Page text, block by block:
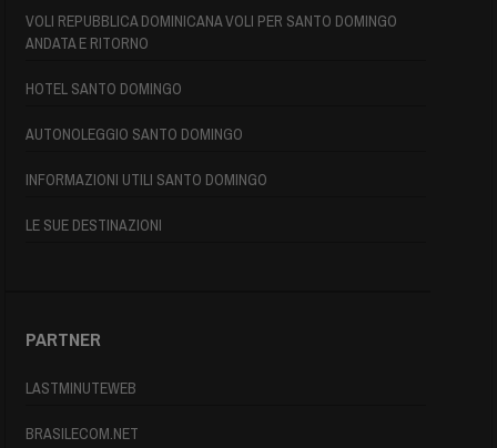
VOLI REPUBBLICA DOMINICANA VOLI PER SANTO DOMINGO
ANDATA E RITORNO
HOTEL SANTO DOMINGO
AUTONOLEGGIO SANTO DOMINGO
INFORMAZIONI UTILI SANTO DOMINGO
LE SUE DESTINAZIONI
PARTNER
LASTMINUTEWEB
BRASILECOM.NET